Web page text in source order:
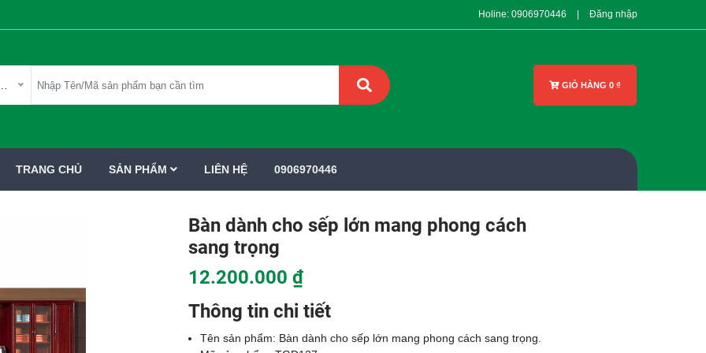
Holine: 0906970446 Đăng nhập
GIỎ HÀNG 0 ₫
TRANG CHỦ SẢN PHẨM LIÊN HỆ 0906970446
Bàn dành cho sếp lớn mang phong cách
sang trọng
12.200.000 ₫
Thông tin chi tiết
Tên sản phẩm: Bàn dành cho sếp lớn mang phong cách sang trọng.